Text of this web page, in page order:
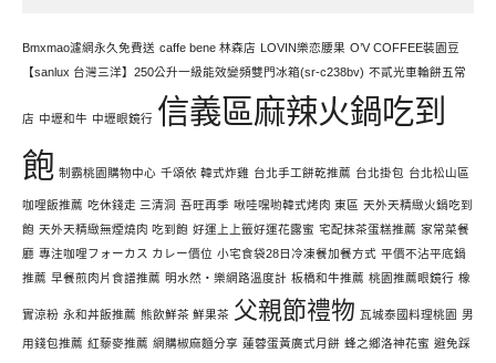
Bmxmao濾網永久免費送 caffe bene 林森店 LOVIN樂恋腰果 O’V COFFEE裝園豆
【sanlux 台灣三洋】250公升一級能效變頻雙門冰箱(sr-c238bv) 不貳光車輪餅五常
店 中壢和牛 中壢眼鏡行 信義區麻辣火鍋吃到
飽 制霸桃園購物中心 千頌依 韓式炸雞 台北手工餅乾推薦 台北掛包 台北松山區
咖哩飯推薦 吃休錢走 三清洞 吾旺再季 啾哇嘿喲韓式烤肉 東區 天外天精緻火鍋吃到
飽 天外天精緻無煙燒肉 吃到飽 好運上上籤好運花露蜜 宅配抹茶蛋糕推薦 家常菜餐
廳 專注咖哩フォーカス カレー價位 小宅食袋28日冷凍餐加餐方式 平價不沾平底鍋
推薦 早餐煎肉片食譜推薦 明水然・樂網路溫度計 板橋和牛推薦 桃園推薦眼鏡行 橡
實涼粉 永和丼飯推薦 熊飲鮮茶 鮮果茶 父親節禮物 瓦城泰國料理桃園 男
用錢包推薦 紅藜麥推薦 網購椒麻麵分享 蓮蓉蛋黃廣式月餅 蜂之鄉洛神花蜜 避免踩